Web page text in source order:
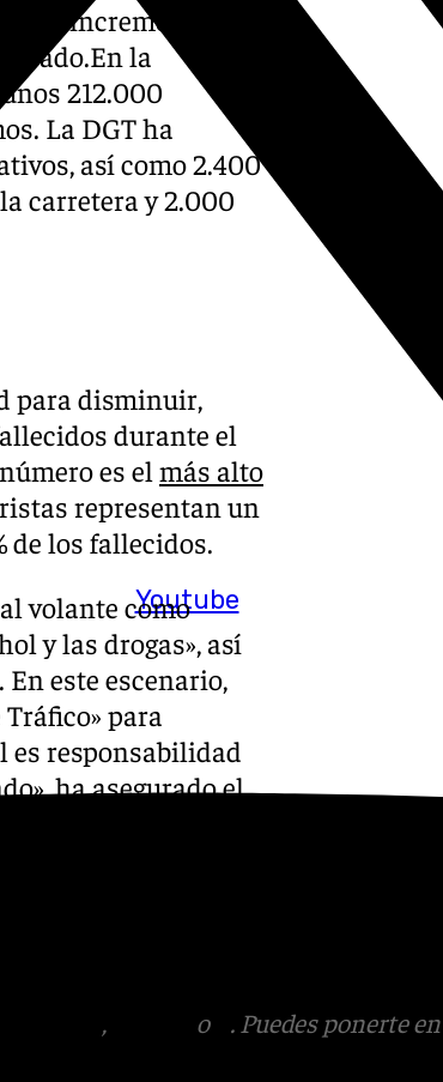
Youtube
un incrementoo de
la
212.000
La DGT ha
así como 2.400
carretera y 2.000
para disminuir,
durante el
es el más alto
representan un
de los fallecidos.
volante como
y las drogas», así
En este escenario,
para
es responsabilidad
ha asegurado el
el correo
, o
. Puedes ponerte